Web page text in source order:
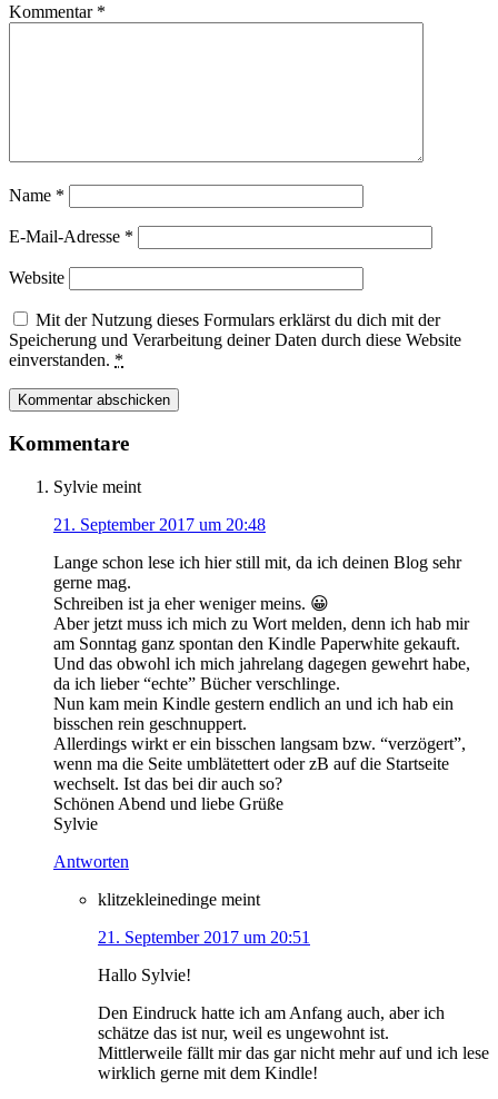
Kommentar *
Name *
E-Mail-Adresse *
Website
Mit der Nutzung dieses Formulars erklärst du dich mit der
Speicherung und Verarbeitung deiner Daten durch diese Website
einverstanden. *
Kommentare
Sylvie meint
21. September 2017 um 20:48
Lange schon lese ich hier still mit, da ich deinen Blog sehr
gerne mag.
Schreiben ist ja eher weniger meins. 😀
Aber jetzt muss ich mich zu Wort melden, denn ich hab mir
am Sonntag ganz spontan den Kindle Paperwhite gekauft.
Und das obwohl ich mich jahrelang dagegen gewehrt habe,
da ich lieber “echte” Bücher verschlinge.
Nun kam mein Kindle gestern endlich an und ich hab ein
bisschen rein geschnuppert.
Allerdings wirkt er ein bisschen langsam bzw. “verzögert”,
wenn ma die Seite umblätettert oder zB auf die Startseite
wechselt. Ist das bei dir auch so?
Schönen Abend und liebe Grüße
Sylvie
Antworten
klitzekleinedinge meint
21. September 2017 um 20:51
Hallo Sylvie!
Den Eindruck hatte ich am Anfang auch, aber ich
schätze das ist nur, weil es ungewohnt ist.
Mittlerweile fällt mir das gar nicht mehr auf und ich lese
wirklich gerne mit dem Kindle!